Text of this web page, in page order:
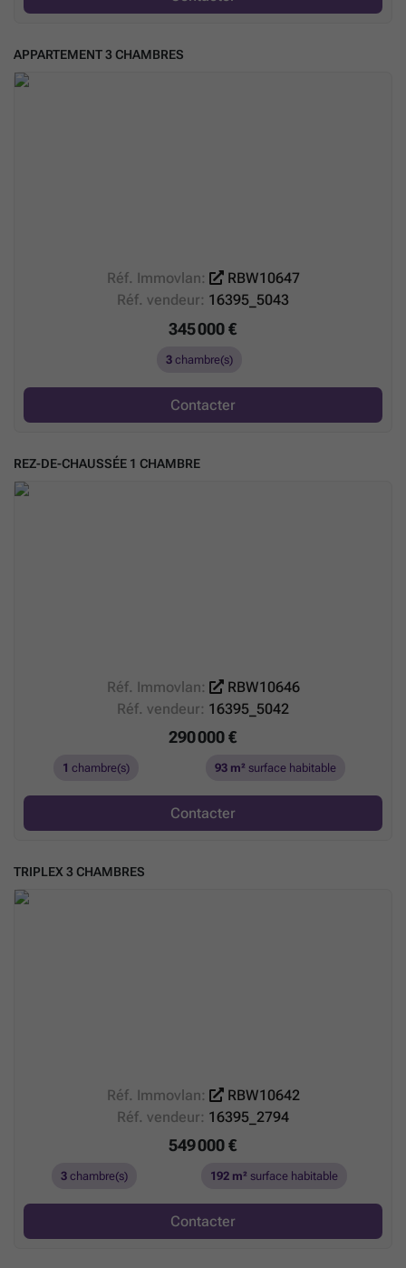
APPARTEMENT 3 CHAMBRES
Réf. Immovlan:
RBW10647
Réf. vendeur: 16395_5043
345 000 €
3 chambre(s)
Contacter
REZ-DE-CHAUSSÉE 1 CHAMBRE
Réf. Immovlan:
RBW10646
Réf. vendeur: 16395_5042
290 000 €
1 chambre(s) 93 m² surface habitable
Contacter
TRIPLEX 3 CHAMBRES
Réf. Immovlan:
RBW10642
Réf. vendeur: 16395_2794
549 000 €
3 chambre(s) 192 m² surface habitable
Contacter